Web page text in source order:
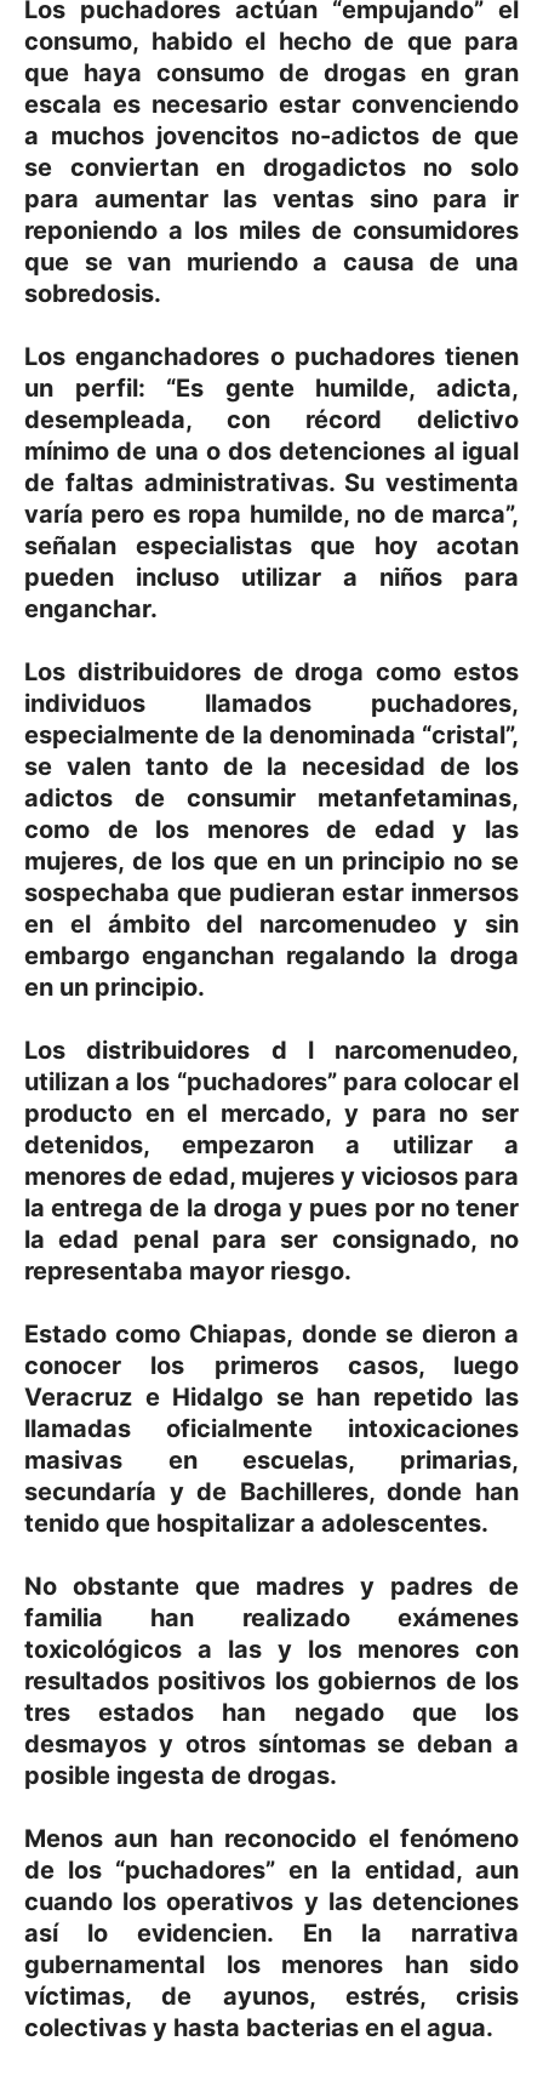
Los puchadores actúan “empujando” el
consumo, habido el hecho de que para
que haya consumo de drogas en gran
escala es necesario estar convenciendo
a muchos jovencitos no-adictos de que
se conviertan en drogadictos no solo
para aumentar las ventas sino para ir
reponiendo a los miles de consumidores
que se van muriendo a causa de una
sobredosis.
Los enganchadores o puchadores tienen
un perfil: “Es gente humilde, adicta,
desempleada, con récord delictivo
mínimo de una o dos detenciones al igual
de faltas administrativas. Su vestimenta
varía pero es ropa humilde, no de marca”,
señalan especialistas que hoy acotan
pueden incluso utilizar a niños para
enganchar.
Los distribuidores de droga como estos
individuos llamados puchadores,
especialmente de la denominada “cristal”,
se valen tanto de la necesidad de los
adictos de consumir metanfetaminas,
como de los menores de edad y las
mujeres, de los que en un principio no se
sospechaba que pudieran estar inmersos
en el ámbito del narcomenudeo y sin
embargo enganchan regalando la droga
en un principio.
Los distribuidores d l narcomenudeo,
utilizan a los “puchadores” para colocar el
producto en el mercado, y para no ser
detenidos, empezaron a utilizar a
menores de edad, mujeres y viciosos para
la entrega de la droga y pues por no tener
la edad penal para ser consignado, no
representaba mayor riesgo.
Estado como Chiapas, donde se dieron a
conocer los primeros casos, luego
Veracruz e Hidalgo se han repetido las
llamadas oficialmente intoxicaciones
masivas en escuelas, primarias,
secundaría y de Bachilleres, donde han
tenido que hospitalizar a adolescentes.
No obstante que madres y padres de
familia han realizado exámenes
toxicológicos a las y los menores con
resultados positivos los gobiernos de los
tres estados han negado que los
desmayos y otros síntomas se deban a
posible ingesta de drogas.
Menos aun han reconocido el fenómeno
de los “puchadores” en la entidad, aun
cuando los operativos y las detenciones
así lo evidencien. En la narrativa
gubernamental los menores han sido
víctimas, de ayunos, estrés, crisis
colectivas y hasta bacterias en el agua.